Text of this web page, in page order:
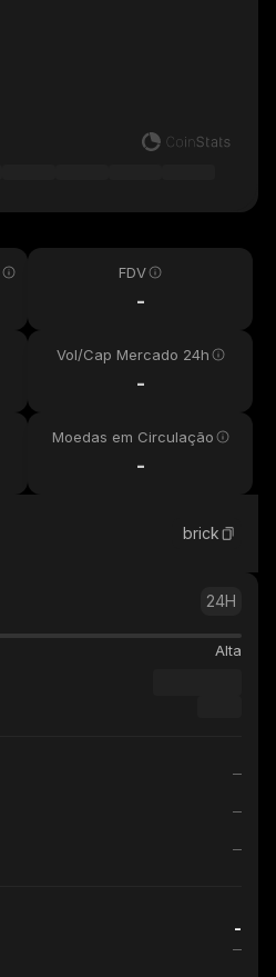
FDV
-
Vol/Cap Mercado 24h
-
Moedas em Circulação
-
brick
24H
Alta
-